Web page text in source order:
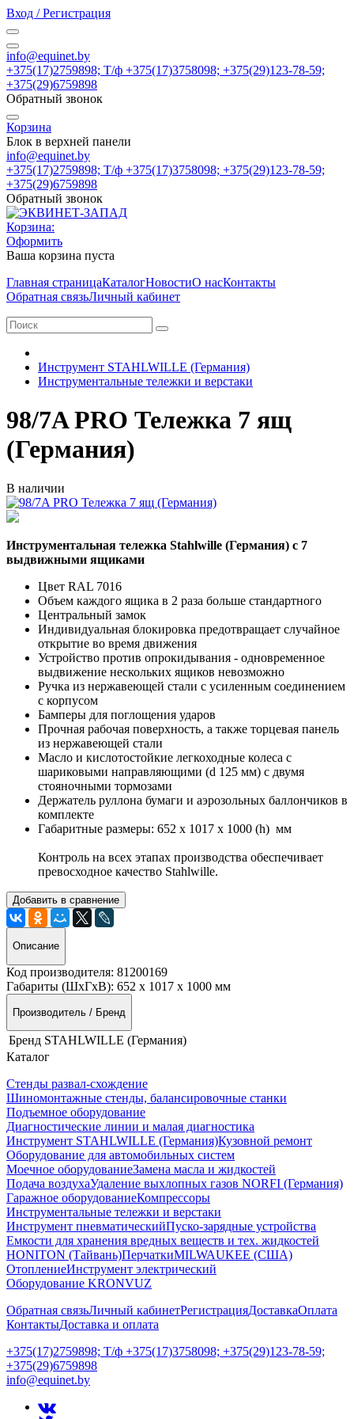
Вход / Регистрация
info@equinet.by
+375(17)2759898; Т/ф +375(17)3758098; +375(29)123-78-59;
+375(29)6759898
Обратный звонок
Корзина
Блок в верхней панели
info@equinet.by
+375(17)2759898; Т/ф +375(17)3758098; +375(29)123-78-59;
+375(29)6759898
Обратный звонок
Корзина:
Оформить
Ваша корзина пуста
Главная страницаКаталогНовостиО насКонтакты
Обратная связьЛичный кабинет
Инструмент STAHLWILLE (Германия)
Инструментальные тележки и верстаки
98/7A PRO Тележка 7 ящ
(Германия)
В наличии
Инструментальная тележка Stahlwille (Германия) с 7
выдвижными ящиками
Цвет RAL 7016
Объем каждого ящика в 2 раза больше стандартного
Центральный замок
Индивидуальная блокировка предотвращает случайное
открытие во время движения
Устройство против опрокидывания - одновременное
выдвижение нескольких ящиков невозможно
Ручка из нержавеющей стали с усиленным соединением
с корпусом
Бамперы для поглощения ударов
Прочная рабочая поверхность, а также торцевая панель
из нержавеющей стали
Масло и кислотостойкие легкоходные колеса с
шариковыми направляющими (d 125 мм) с двумя
стояночными тормозами
Держатель руллона бумаги и аэрозольных баллончиков в
комплекте
Габаритные размеры: 652 x 1017 x 1000 (h) мм
Контроль на всех этапах производства обеспечивает
превосходное качество Stahlwille.
Добавить в сравнение
Описание
Код производителя: 81200169
Габариты (ШхГхВ): 652 x 1017 x 1000 мм
Производитель / Бренд
Бренд STAHLWILLE (Германия)
Каталог
Стенды развал-схождение
Шиномонтажные стенды, балансировочные станки
Подъемное оборудование
Диагностические линии и малая диагностика
Инструмент STAHLWILLE (Германия)Кузовной ремонт
Оборудование для автомобильных систем
Моечное оборудованиеЗамена масла и жидкостей
Подача воздухаУдаление выхлопных газов NORFI (Германия)
Гаражное оборудованиеКомпрессоры
Инструментальные тележки и верстаки
Инструмент пневматическийПуско-зарядные устройства
Емкости для хранения вредных веществ и тех. жидкостей
HONITON (Тайвань)ПерчаткиMILWAUKEE (США)
ОтоплениеИнструмент электрический
Оборудование KRONVUZ
Обратная связьЛичный кабинетРегистрацияДоставкаОплата
КонтактыДоставка и оплата
+375(17)2759898; Т/ф +375(17)3758098; +375(29)123-78-59;
+375(29)6759898
info@equinet.by